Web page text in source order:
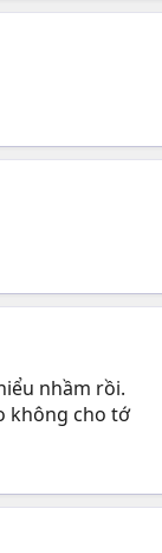
nhầm rồi.
không cho tớ